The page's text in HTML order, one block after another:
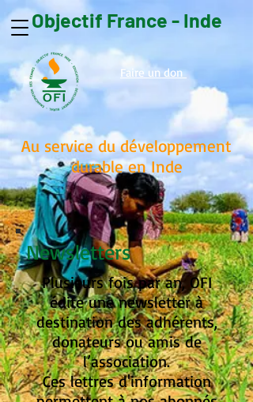
Objectif France - Inde
Faire un don
Au service du développement
durable en Inde
Newsletters
Plusieurs fois par an, OFI
édite une newsletter à
destination des adhérents,
donateurs ou amis de
l’association.
Ces lettres d'information